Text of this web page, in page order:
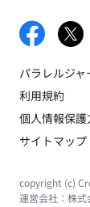
パラレルジャ
利用規約
個人情報保護
サイトマップ
copyright (c)
運営会社： 株式